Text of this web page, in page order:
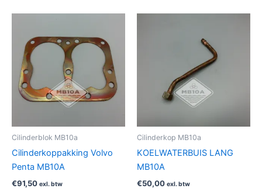
Cilinderblok MB10a
Cilinderkoppakking Volvo
Penta MB10A
€91,50 exl. btw
Cilinderkop MB10a
KOELWATERBUIS LANG
MB10A
€50,00 exl. btw